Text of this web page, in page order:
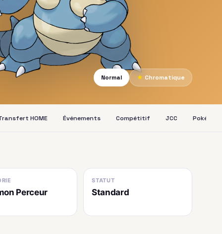
Normal
★ Chromatique
HOME Événements Compétitif JCC Pokédex
Perceur
STATUT
Standard